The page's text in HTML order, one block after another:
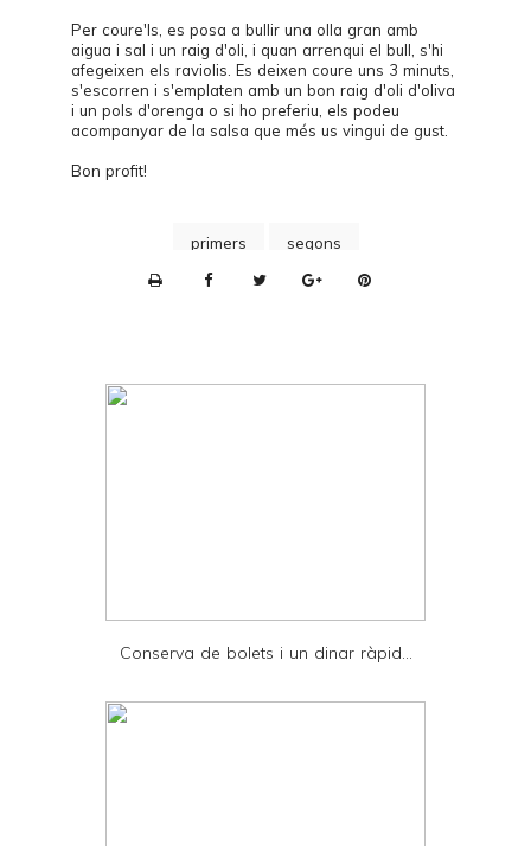
Per coure'ls, es posa a bullir una olla gran amb
aigua i sal i un raig d'oli, i quan arrenqui el bull, s'hi
afegeixen els raviolis. Es deixen coure uns 3 minuts,
s'escorren i s'emplaten amb un bon raig d'oli d'oliva
i un pols d'orenga o si ho preferiu, els podeu
acompanyar de la salsa que més us vingui de gust.
Bon profit!
primers
segons
n
d
Conserva de bolets i un dinar ràpid...